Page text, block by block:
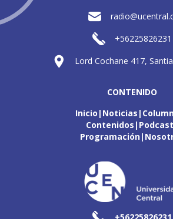
+56225826231
Lord Cochane 417,
CONTENIDO
Inicio Noticias
Contenidos Podcast
Programación